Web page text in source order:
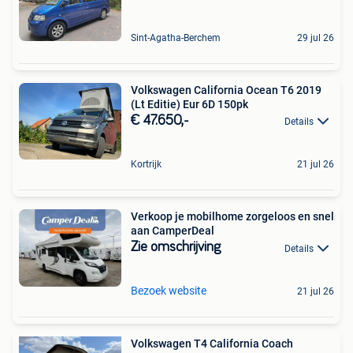
Sint-Agatha-Berchem 29 jul 26
Volkswagen California Ocean T6 2019
(Lt Editie) Eur 6D 150pk
€ 47.650,- Details
Kortrijk 21 jul 26
Verkoop je mobilhome zorgeloos en snel
aan CamperDeal
Zie omschrijving Details
Bezoek website 21 jul 26
Volkswagen T4 California Coach